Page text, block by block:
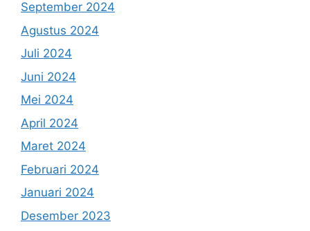
September 2024
Agustus 2024
Juli 2024
Juni 2024
Mei 2024
April 2024
Maret 2024
Februari 2024
Januari 2024
Desember 2023